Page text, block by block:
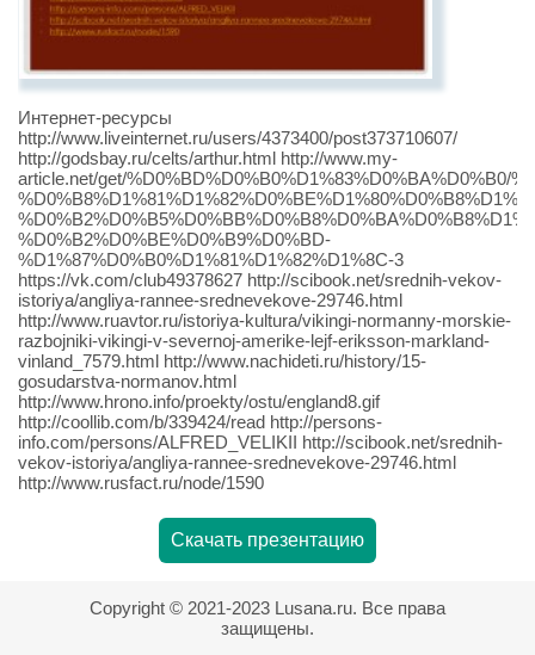
Интернет-ресурсы
http://www.liveinternet.ru/users/4373400/post373710607/
http://godsbay.ru/celts/arthur.html http://www.my-
article.net/get/%D0%BD%D0%B0%D1%83%D0%BA%D0%B0/
%D0%B2%D0%BE%D0%B9%D0%BD-
%D1%87%D0%B0%D1%81%D1%82%D1%8C-3
https://vk.com/club49378627 http://scibook.net/srednih-vekov-
istoriya/angliya-rannee-srednevekove-29746.html
http://www.ruavtor.ru/istoriya-kultura/vikingi-normanny-morskie-
razbojniki-vikingi-v-severnoj-amerike-lejf-eriksson-markland-
vinland_7579.html http://www.nachideti.ru/history/15-
gosudarstva-normanov.html
http://www.hrono.info/proekty/ostu/england8.gif
http://coollib.com/b/339424/read http://persons-
info.com/persons/ALFRED_VELIKII http://scibook.net/srednih-
vekov-istoriya/angliya-rannee-srednevekove-29746.html
http://www.rusfact.ru/node/1590
Скачать презентацию
Copyright © 2021-2023 Lusana.ru. Все права
защищены.